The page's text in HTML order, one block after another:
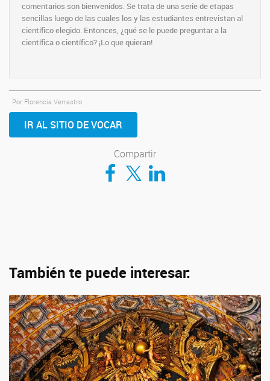
comentarios son bienvenidos. Se trata de una serie de etapas
sencillas luego de las cuales los y las estudiantes entrevistan al
científico elegido. Entonces, ¿qué se le puede preguntar a la
científica o científico? ¡Lo que quieran!
Por Florencia Verrastro
IR AL SITIO DE VOCAR
Compartir
Compartir en Facebook
Compartir en TwitterCompartir en LinkedIn
También te puede interesar: